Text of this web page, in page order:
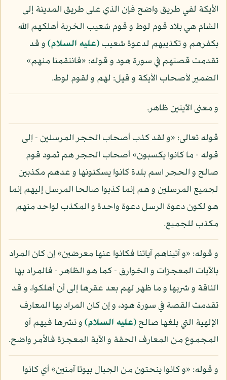
الأيكة لفي طريق واضح فإن الذي على طريق المدينة إلى
الشام هي بلاد قوم لوط و قوم شعيب الخربة أهلكهم الله
بكفرهم و تكذيبهم لدعوة شعيب(عليه السلام)و قد
تقدمت قصتهم في سورة هود و قوله: «فانتقمنا منهم»
الضمير لأصحاب الأيكة و قيل: لهم و لقوم لوط.
و معنى الآيتين ظاهر.
قوله تعالى: «و لقد كذب أصحاب الحجر المرسلين - إلى
قوله - ما كانوا يكسبون» أصحاب الحجر هم ثمود قوم
صالح و الحجر اسم بلدة كانوا يسكنونها و عدهم مكذبين
لجميع المرسلين و هم إنما كذبوا صالحا المرسل إليهم إنما
هو لكون دعوة الرسل دعوة واحدة و المكذب لواحد منهم
مكذب للجميع.
و قوله: «و آتيناهم آياتنا فكانوا عنها معرضين» إن كان المراد
بالآيات المعجزات و الخوارق - كما هو الظاهر - فالمراد بها
الناقة و شربها و ما ظهر لهم بعد عقرها إلى أن أهلكوا، و قد
تقدمت القصة في سورة هود، و إن كان المراد بها المعارف
الإلهية التي بلغها صالح(عليه السلام)و نشرها فيهم أو
المجموع من المعارف الحقة و الآية المعجزة فالأمر واضح.
و قوله: «و كانوا ينحتون من الجبال بيوتا آمنين» أي كانوا